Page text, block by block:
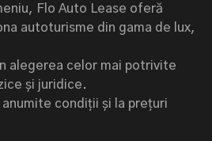
Flo Auto Lease oferă
autoturisme din gama de lux,
alegerea celor mai potrivite
și juridice.
condiții și la prețuri